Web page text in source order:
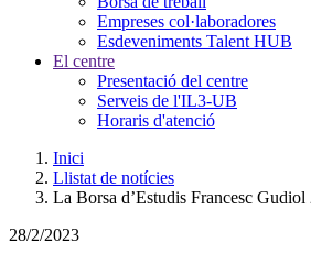
Empreses col·laboradores
Esdeveniments Talent HUB
El centre
Presentació del centre
Serveis de l'IL3-UB
Horaris d'atenció
Inici
Llistat de notícies
La Borsa d’Estudis Francesc
28/2/2023